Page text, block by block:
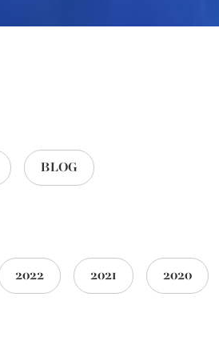
BLOG
2022 2021 2020